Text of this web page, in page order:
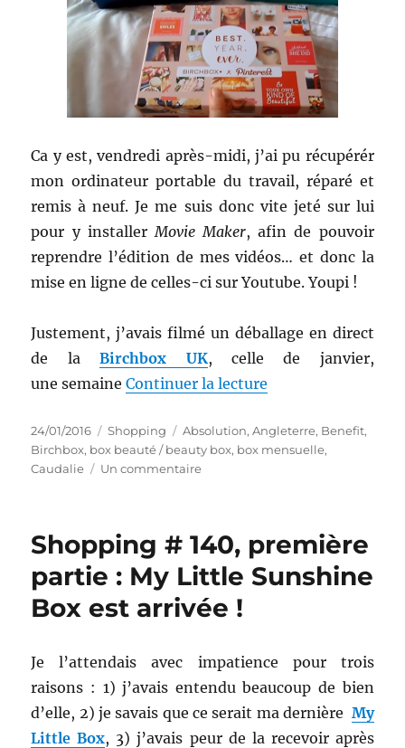
Ca y est, vendredi après-midi, j’ai pu récupérér
mon ordinateur portable du travail, réparé et
remis à neuf. Je me suis donc vite jeté sur lui
pour y installerMovie Maker, afin de pouvoir
reprendre l’édition de mes vidéos… et donc la
mise en ligne de celles-ci sur Youtube. Youpi !
Justement, j’avais filmé un déballage en direct
de laBirchbox UK, celle de janvier,
une semaineContinuer la lecture
Publié
le
24/01/2016 Catégories
Shopping Étiquettes
Absolution,Angleterre, Benefit,
Birchbox, box beauté / beauty box, box mensuelle,
Caudalie
Un commentairesur
ter
La
Birchbox
UK
janvier
Shopping # 140, première
partie : My Little Sunshine
Box est arrivée !
Je l’attendais avec impatience pour trois
raisons : 1) j’avais entendu beaucoup de bien
d’elle, 2) je savais que ce serait ma dernière My
Little Box, 3) j’avais peur de la recevoir après